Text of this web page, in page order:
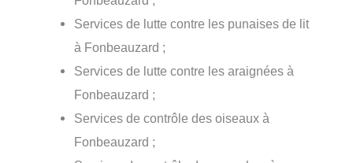
Services de lutte contre les punaises de lit
à Fonbeauzard ;
Services de lutte contre les araignées à
Fonbeauzard ;
Services de contrôle des oiseaux à
Fonbeauzard ;